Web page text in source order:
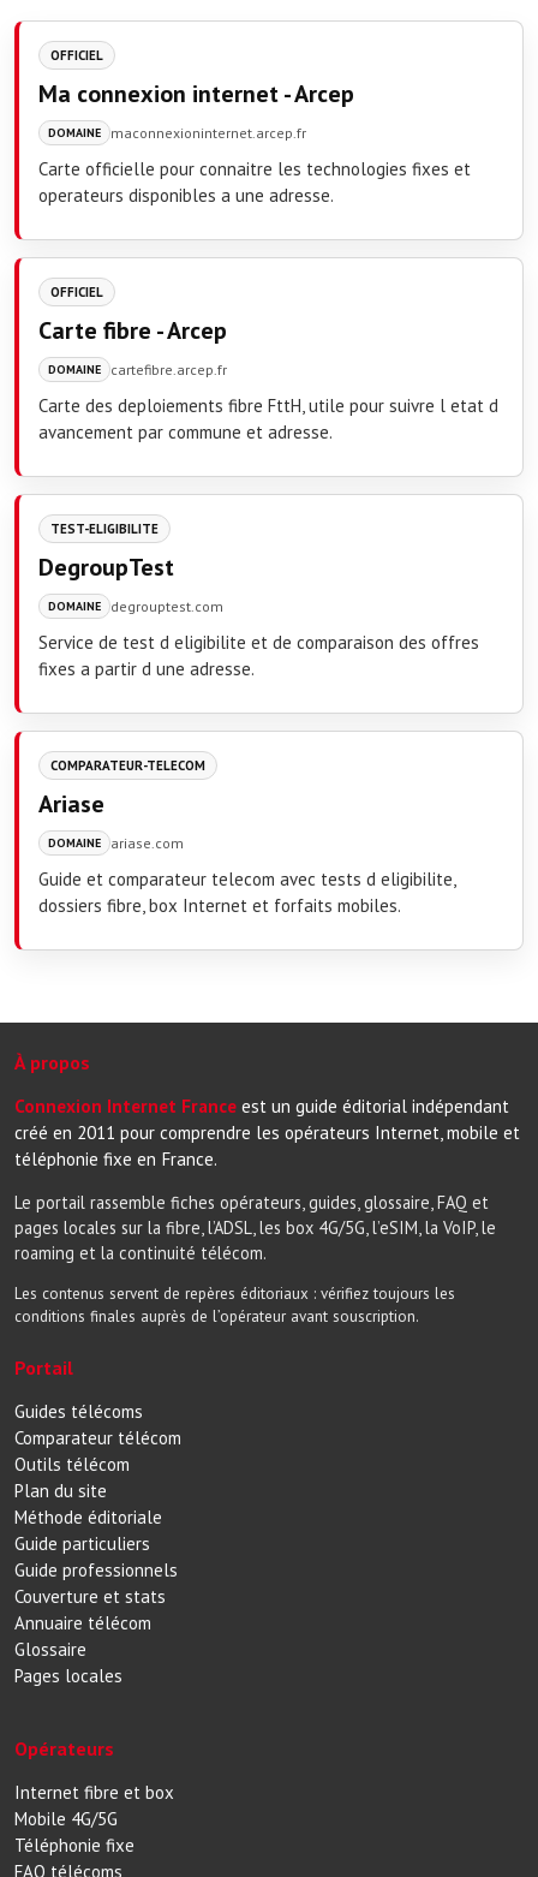
OFFICIEL
Ma connexion internet - Arcep
DOMAINE maconnexioninternet.arcep.fr
Carte officielle pour connaitre les technologies fixes et
operateurs disponibles a une adresse.
OFFICIEL
Carte fibre - Arcep
DOMAINE cartefibre.arcep.fr
Carte des deploiements fibre FttH, utile pour suivre l etat d
avancement par commune et adresse.
TEST-ELIGIBILITE
DegroupTest
DOMAINE degrouptest.com
Service de test d eligibilite et de comparaison des offres
fixes a partir d une adresse.
COMPARATEUR-TELECOM
Ariase
DOMAINE ariase.com
Guide et comparateur telecom avec tests d eligibilite,
dossiers fibre, box Internet et forfaits mobiles.
À propos
Connexion Internet France est un guide éditorial indépendant
créé en 2011 pour comprendre les opérateurs Internet, mobile et
téléphonie fixe en France.
Le portail rassemble fiches opérateurs, guides, glossaire, FAQ et
pages locales sur la fibre, l’ADSL, les box 4G/5G, l’eSIM, la VoIP, le
roaming et la continuité télécom.
Les contenus servent de repères éditoriaux : vérifiez toujours les
conditions finales auprès de l’opérateur avant souscription.
Portail
Guides télécoms
Comparateur télécom
Outils télécom
Plan du site
Méthode éditoriale
Guide particuliers
Guide professionnels
Couverture et stats
Annuaire télécom
Glossaire
Pages locales
Opérateurs
Internet fibre et box
Mobile 4G/5G
Téléphonie fixe
FAQ télécoms